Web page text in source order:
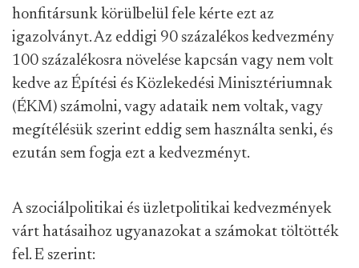
honfitársunk körülbelül fele kérte ezt az
igazolványt. Az eddigi 90 százalékos kedvezmény
100 százalékosra növelése kapcsán vagy nem volt
kedve az Építési és Közlekedési Minisztériumnak
(ÉKM) számolni, vagy adataik nem voltak, vagy
megítélésük szerint eddig sem használta senki, és
ezután sem fogja ezt a kedvezményt.
A szociálpolitikai és üzletpolitikai kedvezmények
várt hatásaihoz ugyanazokat a számokat töltötték
fel. E szerint: